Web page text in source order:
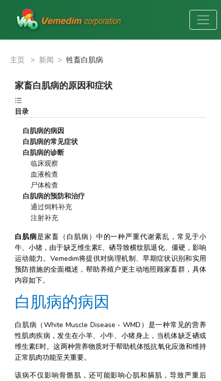
主页 > 新闻 > 牲畜白肌病
家畜白肌病的原因和症状
目录
白肌病的病因
白肌病的常见症状
白肌病的诊断
临床观察
血液检查
尸体检查
白肌病的预防和治疗
通过饲料补充
注射补充
白肌病是家畜（白肌病）中的一种严重代谢紊乱，常见于小
牛、小猪，由于缺乏维生素E、硒导致横纹肌退化、僵硬，影响
运动能力。Vemedim将提供对病理机制、早期症状识别和实用
预防措施的全面概述，帮助养殖户更主动地照顾家畜群，具体
内容如下。
白肌病的病因
白肌病（White Muscle Disease - WMD）是一种常见的营养
性肌肉疾病，发生在小羊、小牛、小猪身上，当机体缺乏硒或
维生素E时。这两种营养物质对于帮助机体抵抗氧化应激和维持
正常肌肉功能至关重要。
该病不仅影响骨骼肌，还可能影响心肌和膈肌，导致严重后